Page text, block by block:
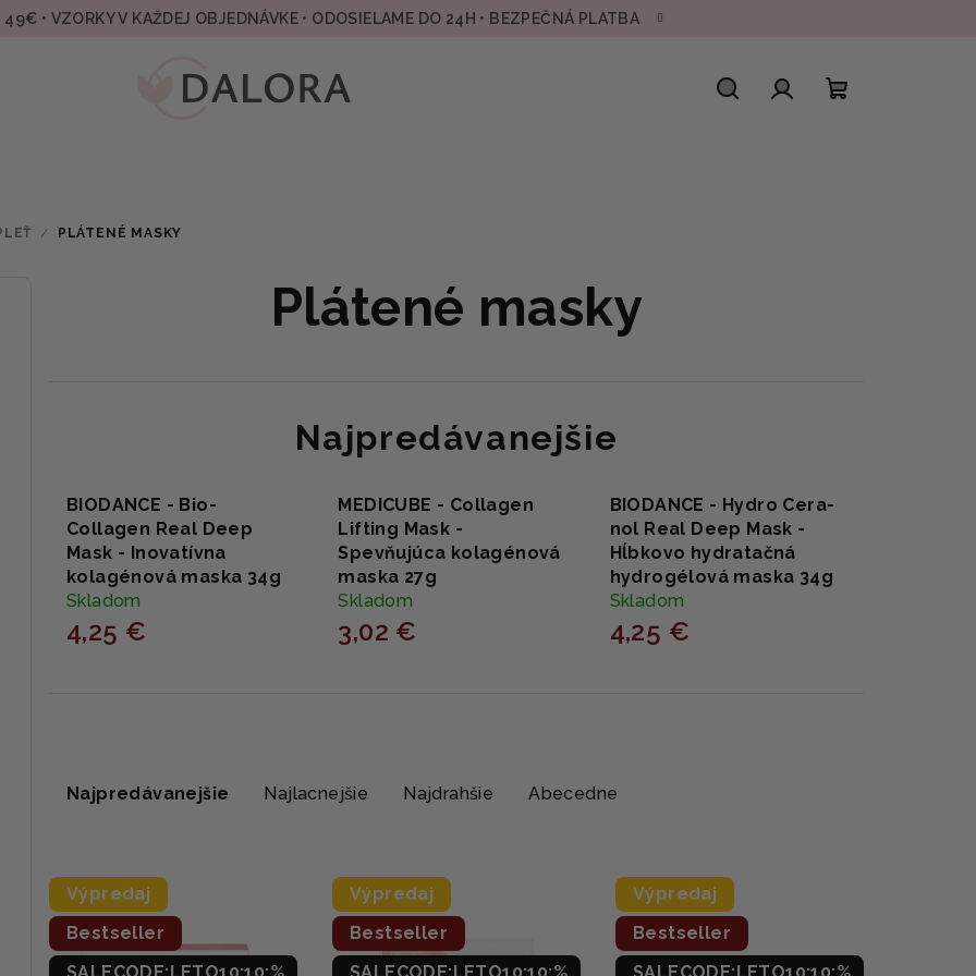
49€ • VZORKY V KAŽDEJ OBJEDNÁVKE • ODOSIELAME DO 24H • BEZPEČNÁ PLATBA
/ PLÁTENÉ MASKY
Plátené masky
Najpredávanejšie
BIODANCE - Bio-
Collagen Real Deep
Mask - Inovatívna
kolagénová maska 34g
Skladom
4,25 €
MEDICUBE - Collagen
Lifting Mask -
Spevňujúca kolagénová
maska 27g
Skladom
3,02 €
BIODANCE - Hydro Cera-
nol Real Deep Mask -
Hĺbkovo hydratačná
hydrogélová maska 34g
Skladom
4,25 €
a
e
n
Najpredávanejšie Najlacnejšie Najdrahšie Abecedne
V
ý
p
Výpredaj
Bestseller
Výpredaj
Bestseller
Výpredaj
Bestseller